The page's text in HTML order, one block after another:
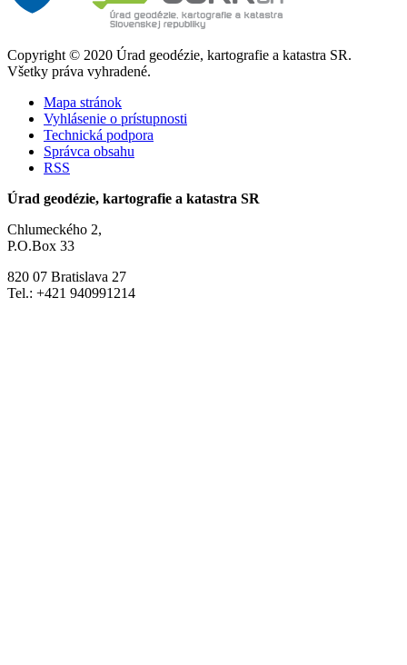
Copyright © 2020 Úrad geodézie, kartografie a katastra SR.
Všetky práva vyhradené.
Mapa stránok
Vyhlásenie o prístupnosti
Technická podpora
Správca obsahu
RSS
Úrad geodézie, kartografie a katastra SR
Chlumeckého 2,
P.O.Box 33
820 07 Bratislava 27
Tel.: +421 940991214